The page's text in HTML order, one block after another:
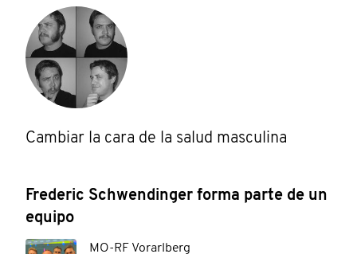
Cambiar la cara de la salud masculina
Frederic Schwendinger forma parte de un
equipo
MO-RF Vorarlberg